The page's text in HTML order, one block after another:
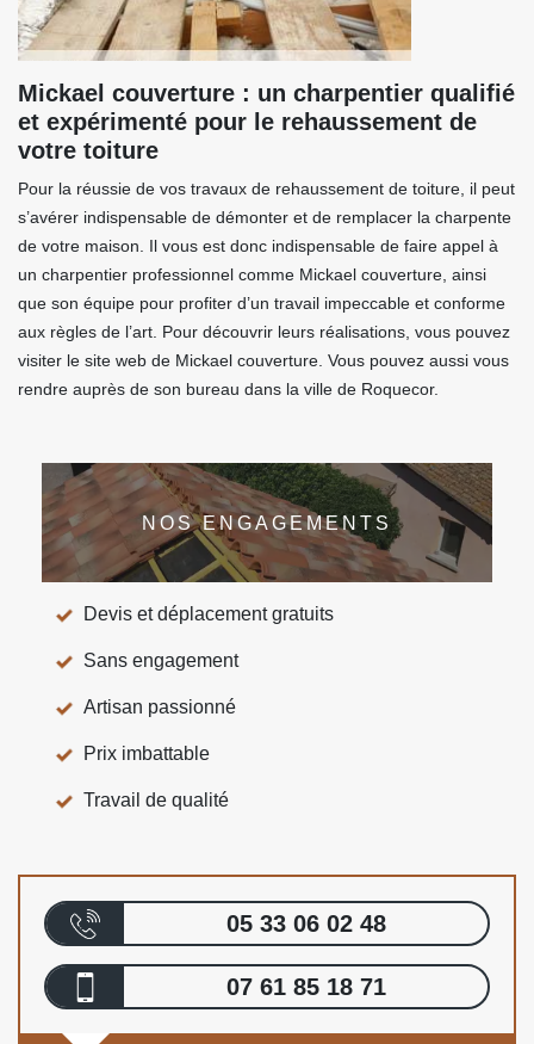
Mickael couverture : un charpentier qualifié
et expérimenté pour le rehaussement de
votre toiture
Pour la réussie de vos travaux de rehaussement de toiture, il peut
s’avérer indispensable de démonter et de remplacer la charpente
de votre maison. Il vous est donc indispensable de faire appel à
un charpentier professionnel comme Mickael couverture, ainsi
que son équipe pour profiter d’un travail impeccable et conforme
aux règles de l’art. Pour découvrir leurs réalisations, vous pouvez
visiter le site web de Mickael couverture. Vous pouvez aussi vous
rendre auprès de son bureau dans la ville de Roquecor.
NOS ENGAGEMENTS
Devis et déplacement gratuits
Sans engagement
Artisan passionné
Prix imbattable
Travail de qualité
05 33 06 02 48
07 61 85 18 71